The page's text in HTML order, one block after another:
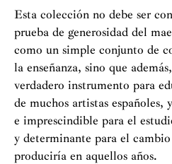
Esta colección no debe ser
prueba de generosidad del
como un simple conjunto de
la enseñanza, sino que
verdadero instrumento para
de muchos artistas
e imprescindible para el
y determinante para el
produciría en aquellos años.